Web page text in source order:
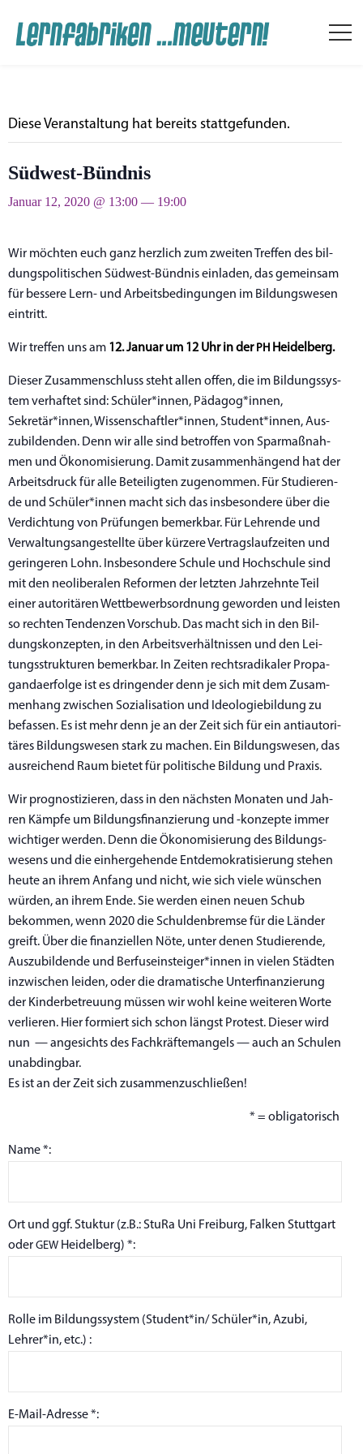
Events
Die­se Ver­an­stal­tung hat bereits stattgefunden.
Südwest-Bündnis
Januar 12, 2020 @ 13:00 — 19:00
Wir möch­ten euch ganz herz­lich zum zwei­ten Tref­fen des bil­
dungs­po­li­ti­schen Süd­­­west-Bün­d­­nis ein­la­den, das gemein­sam
für bes­se­re Lern- und Arbeits­be­din­gun­gen im Bil­dungs­we­sen
eintritt.
Wir tref­fen uns am 12. Janu­ar um 12 Uhr in der PH Heidelberg.
Die­ser Zusam­men­schluss steht allen offen, die im Bil­dungs­sys­
tem ver­haf­tet sind: Schüler*innen, Pädagog*innen,
Sekretär*innen, Wissenschaftler*innen, Student*innen, Aus­
zu­bil­den­den. Denn wir alle sind betrof­fen von Spar­maß­nah­
men und Öko­no­mi­sie­rung. Damit zusam­men­hän­gend hat der
Arbeits­druck für alle Betei­lig­ten zuge­nom­men. Für Stu­die­ren­
de und Schüler*innen macht sich das ins­be­son­de­re über die
Ver­dich­tung von Prü­fun­gen bemerk­bar. Für Leh­ren­de und
Ver­wal­tungs­an­ge­stell­te über kür­ze­re Ver­trags­lauf­zei­ten und
gerin­ge­ren Lohn. Ins­be­son­de­re Schu­le und Hoch­schu­le sind
mit den neo­li­be­ra­len Refor­men der letz­ten Jahr­zehn­te Teil
einer auto­ri­tä­ren Wett­be­werbs­ord­nung gewor­den und leis­ten
so rech­ten Ten­den­zen Vor­schub. Das macht sich in den Bil­
dungs­kon­zep­ten, in den Arbeits­ver­hält­nis­sen und den Lei­
tungs­struk­tu­ren bemerk­bar. In Zei­ten rechts­ra­di­ka­ler Pro­pa­
gan­da­er­fol­ge ist es drin­gen­der denn je sich mit dem Zusam­
men­hang zwi­schen Sozia­li­sa­ti­on und Ideo­lo­gie­bil­dung zu
befas­sen. Es ist mehr denn je an der Zeit sich für ein anti­au­to­ri­
tä­res Bil­dungs­we­sen stark zu machen. Ein Bil­dungs­we­sen, das
aus­rei­chend Raum bie­tet für poli­ti­sche Bil­dung und Praxis.
Wir pro­gnos­ti­zie­ren, dass in den nächs­ten Mona­ten und Jah­
ren Kämp­fe um Bil­dungs­fi­nan­zie­rung und ‑kon­zep­te immer
wich­ti­ger wer­den. Denn die Öko­no­mi­sie­rung des Bil­dungs­
we­sens und die ein­her­ge­hen­de Ent­de­mo­kra­ti­sie­rung ste­hen
heu­te an ihrem Anfang und nicht, wie sich vie­le wün­schen
wür­den, an ihrem Ende. Sie wer­den einen neu­en Schub
bekom­men, wenn 2020 die Schul­den­brem­se für die Län­der
greift. Über die finan­zi­el­len Nöte, unter denen Stu­die­ren­de,
Aus­zu­bil­den­de und Berfuseinsteiger*innen in vie­len Städ­ten
inzwi­schen lei­den, oder die dra­ma­ti­sche Unter­fi­nan­zie­rung
der Kin­der­be­treu­ung müs­sen wir wohl kei­ne wei­te­ren Wor­te
ver­lie­ren. Hier for­miert sich schon längst Pro­test. Die­ser wird
nun — ange­sichts des Fach­kräf­te­man­gels — auch an Schu­len
unabdingbar.
Es ist an der Zeit sich zusammenzuschließen!
* = obligatorisch
Name *:
Ort und ggf. Stuk­tur (z.B.: Stu­Ra Uni Frei­burg, Fal­ken Stutt­gart
oder GEW Heidelberg) *:
Rol­le im Bil­dungs­sys­tem (Student*in/ Schüler*in, Azu­bi,
Lehrer*in, etc.) :
E‑Mail-Adres­­se *: